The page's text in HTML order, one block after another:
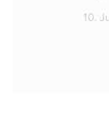
10.